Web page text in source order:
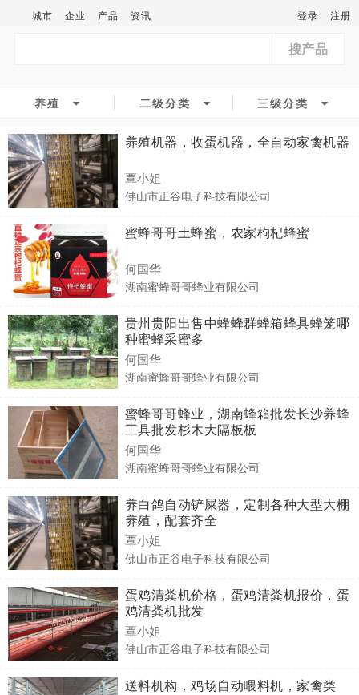
城市 企业 产品 资讯 登录 注册
搜产品
养殖 二级分类 三级分类
养殖机器，收蛋机器，全自动家禽机器
覃小姐
佛山市正谷电子科技有限公司
蜜蜂哥哥土蜂蜜，农家枸杞蜂蜜
何国华
湖南蜜蜂哥哥蜂业有限公司
贵州贵阳出售中蜂蜂群蜂箱蜂具蜂笼哪
种蜜蜂采蜜多
何国华
湖南蜜蜂哥哥蜂业有限公司
蜜蜂哥哥蜂业，湖南蜂箱批发长沙养蜂
工具批发杉木大隔板板
何国华
湖南蜜蜂哥哥蜂业有限公司
养白鸽自动铲屎器，定制各种大型大棚
养殖，配套齐全
覃小姐
佛山市正谷电子科技有限公司
蛋鸡清粪机价格，蛋鸡清粪机报价，蛋
鸡清粪机批发
覃小姐
佛山市正谷电子科技有限公司
送料机构，鸡场自动喂料机，家禽类